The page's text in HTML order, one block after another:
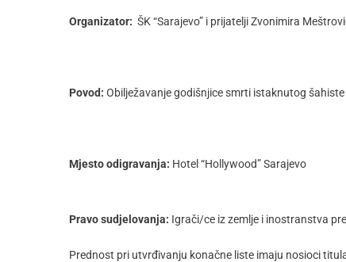
Organizator: ŠK “Sarajevo” i prijatelji Zvonimira
Povod: Obilježavanje godišnjice smrti istaknutog šahiste
Mjesto odigravanja: Hotel “Hollywood” Sarajevo
Pravo sudjelovanja: Igrači/ce iz zemlje i inostranstva
Prednost pri utvrđivanju konačne liste imaju nosioci